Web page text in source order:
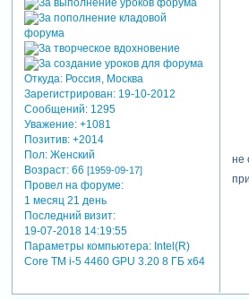
Откуда:Россия, Москва
Зарегистрирован: 19-10-2012
Сообщений:1295
Уважение: +1081
Позитив: +2014
Пол:Женский
Возраст:66 [1959-09-17]
Провел на форуме:
1 месяц 21 день
Последний визит:
19-07-2018 14:19:55
Параметры компьютера:Intel(R)
Core TM i-5 4460 GPU 3.20 8 ГБ х64
не